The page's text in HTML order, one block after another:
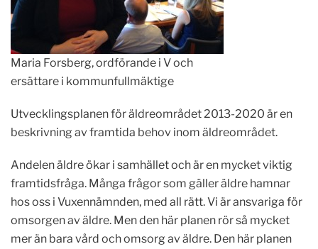
Maria Forsberg, ordförande i V och
ersättare i kommunfullmäktige
Utvecklingsplanen för äldreområdet 2013-2020 är en
beskrivning av framtida behov inom äldreområdet.
Andelen äldre ökar i samhället och är en mycket viktig
framtidsfråga. Många frågor som gäller äldre hamnar
hos oss i Vuxennämnden, med all rätt. Vi är ansvariga för
omsorgen av äldre. Men den här planen rör så mycket
mer än bara vård och omsorg av äldre. Den här planen